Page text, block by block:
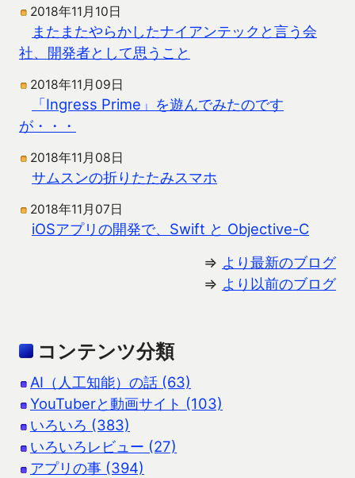
2018年11月10日
またまたやらかしたナイアンテックと言う会
社、開発者として思うこと
2018年11月09日
「Ingress Prime」を遊んでみたのです
が・・・
2018年11月08日
サムスンの折りたたみスマホ
2018年11月07日
iOSアプリの開発で、Swift と Objective-C
⇒ より最新のブログ
⇒ より以前のブログ
コンテンツ分類
AI（人工知能）の話 (63)
YouTuberと動画サイト (103)
いろいろ (383)
いろいろレビュー (27)
アプリの事 (394)